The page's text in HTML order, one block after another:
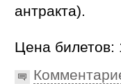
антракта).
Цена билетов: